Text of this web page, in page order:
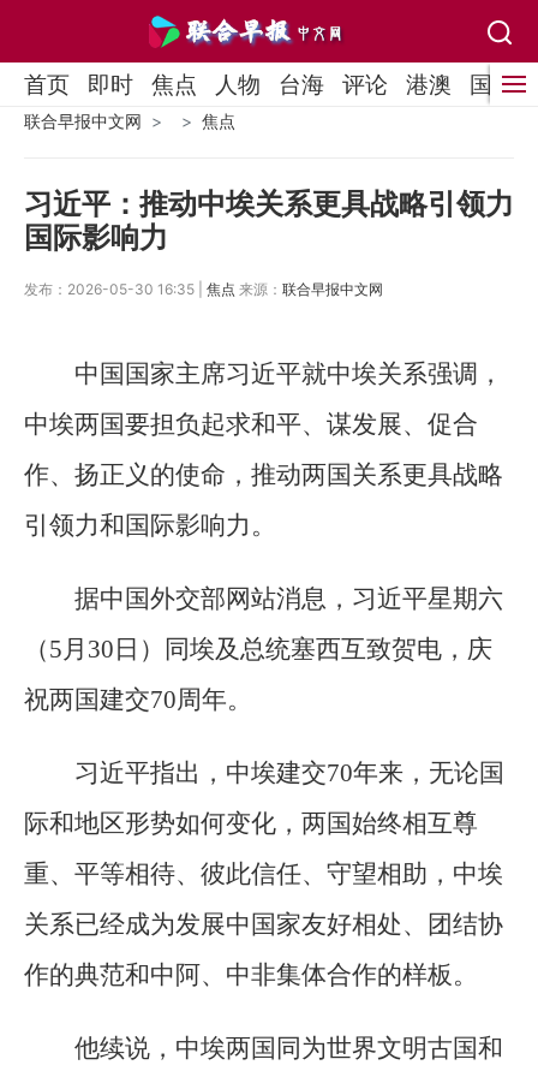
首页 即时 焦点 人物 台海 评论 港澳 国际
联合早报中文网 焦点
习近平：推动中埃关系更具战略引领力
国际影响力
发布：2026-05-30 16:35 | 焦点 来源： 联合早报中文网
中国国家主席习近平就中埃关系强调，
中埃两国要担负起求和平、谋发展、促合
作、扬正义的使命，推动两国关系更具战略
引领力和国际影响力。
据中国外交部网站消息，习近平星期六
（5月30日）同埃及总统塞西互致贺电，庆
祝两国建交70周年。
习近平指出，中埃建交70年来，无论国
际和地区形势如何变化，两国始终相互尊
重、平等相待、彼此信任、守望相助，中埃
关系已经成为发展中国家友好相处、团结协
作的典范和中阿、中非集体合作的样板。
他续说，中埃两国同为世界文明古国和